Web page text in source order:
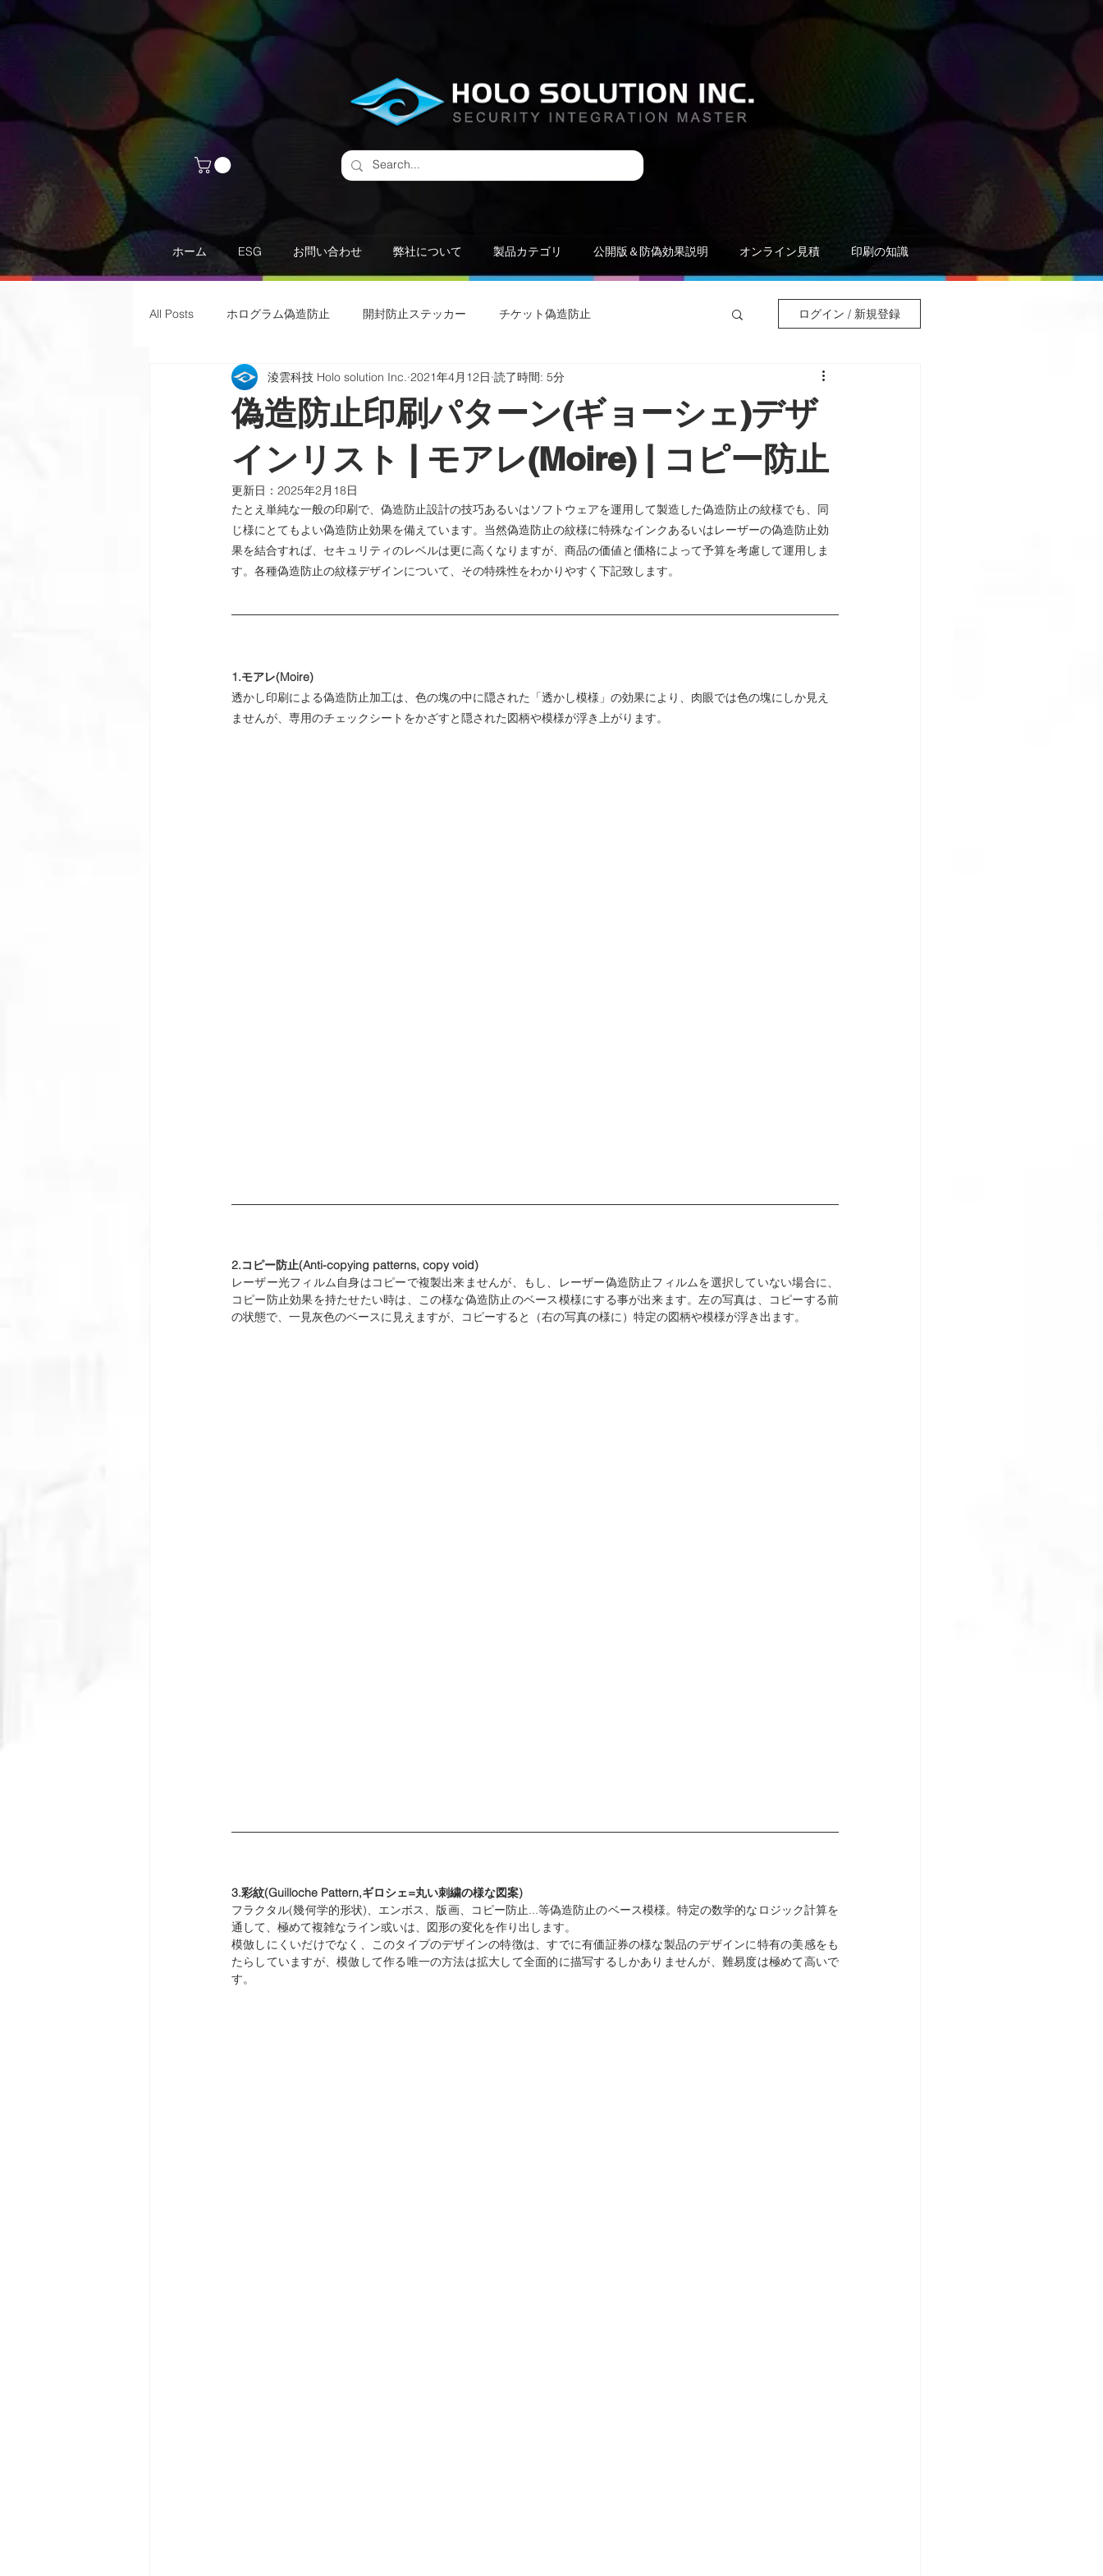
ホーム ESG お問い合わせ 弊社について 製品カテゴリ 公開版＆防偽効果説明 オンライン見積 印刷の知識
All Posts ホログラム偽造防止 開封防止ステッカー チケット偽造防止
機密文書偽造防止 偽造防止パッケージング 銘板ステッカー
偽造防止インクと印刷 製品検証プラットホーム 印刷の知識について話す
会社のニュース プロセスと機器 Learning Organization
ログイン / 新規登録
偽造防止印刷パターン(ギョーシェ)デザ
インリスト | モアレ(Moire) | コピー防止
淩雲科技 Holo solution Inc. 2021年4月12日 読了時間: 5分
更新日： 2025年2月18日
たとえ単純な一般の印刷で、偽造防止設計の技巧あるいはソフトウェアを運用して製造した偽造防止の紋様でも、同
じ様にとてもよい偽造防止効果を備えています。当然偽造防止の紋様に特殊なインクあるいはレーザーの偽造防止効
果を結合すれば、セキュリティのレベルは更に高くなりますが、商品の価値と価格によって予算を考慮して運用しま
す。各種偽造防止の紋様デザインについて、その特殊性をわかりやすく下記致します。
1.モアレ(Moire)
透かし印刷による偽造防止加工は、色の塊の中に隠された「透かし模様」の効果により、肉眼では色の塊にしか見え
ませんが、専用のチェックシートをかざすと隠された図柄や模様が浮き上がります。
2.コピー防止(Anti-copying patterns, copy void)
レーザー光フィルム自身はコピーで複製出来ませんが、もし、レーザー偽造防止フィルムを選択していない場合に、
コピー防止効果を持たせたい時は、この様な偽造防止のベース模様にする事が出来ます。左の写真は、コピーする前
の状態で、一見灰色のベースに見えますが、コピーすると（右の写真の様に）特定の図柄や模様が浮き出ます。
3.彩紋(Guilloche Pattern,ギロシェ=丸い刺繍の様な図案)
フラクタル(幾何学的形状)、エンボス、版画、コピー防止...等偽造防止のベース模様。特定の数学的なロジック計算を
通して、極めて複雑なライン或いは、図形の変化を作り出します。
模倣しにくいだけでなく、このタイプのデザインの特徴は、すでに有価証券の様な製品のデザインに特有の美感をも
たらしていますが、模倣して作る唯一の方法は拡大して全面的に描写するしかありませんが、難易度は極めて高いで
す。